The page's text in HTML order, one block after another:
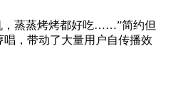
，蒸蒸烤烤都好吃……”简约但
，带动了大量用户自传播效